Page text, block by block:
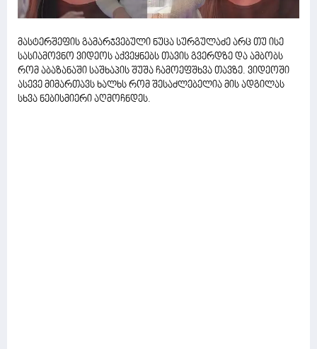
მასტერშეფის გამარჯვებული ნუცა სურგულაძე არც თუ ისე
სასიამოვნო ვიდეოს აქვეყნებს თავის გვერდზე და ამბობს
რომ აბაზანაში საშხაპის შუშა ჩამოეფშხვა თავზე. ვიდეოში
ასევე მიმართავს ხალხს რომ შესაძლებელია მის ადგილას
სხვა ნებისმიერი აღმოჩნდეს.